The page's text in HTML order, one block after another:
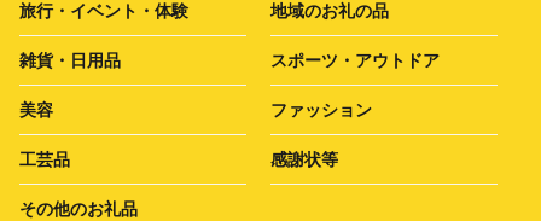
旅行・イベント・体験 地域のお礼の品
雑貨・日用品 スポーツ・アウトドア
美容 ファッション
工芸品 感謝状等
その他のお礼品